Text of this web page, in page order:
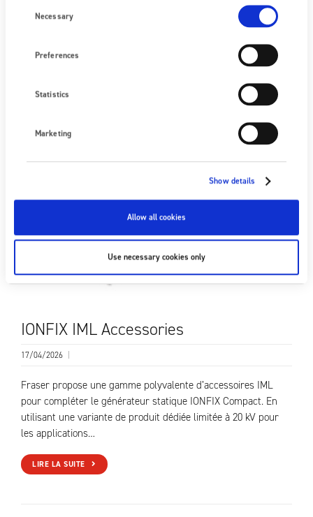
Selection
Necessary
Preferences
Statistics
Marketing
Show details
Allow all cookies
Use necessary cookies only
IONFIX IML Accessories
17/04/2026
Fraser propose une gamme polyvalente d’accessoires IML
pour compléter le générateur statique IONFIX Compact. En
utilisant une variante de produit dédiée limitée à 20 kV pour
les applications…
LIRE LA SUITE